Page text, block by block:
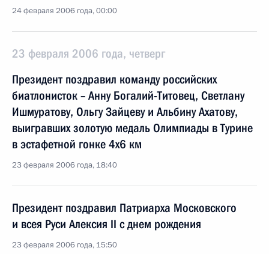
24 февраля 2006 года, 00:00
23 февраля 2006 года, четверг
Президент поздравил команду российских
биатлонисток – Анну Богалий-Титовец, Светлану
Ишмуратову, Ольгу Зайцеву и Альбину Ахатову,
выигравших золотую медаль Олимпиады в Турине
в эстафетной гонке 4х6 км
23 февраля 2006 года, 18:40
Президент поздравил Патриарха Московского
и всея Руси Алексия II с днем рождения
23 февраля 2006 года, 15:50